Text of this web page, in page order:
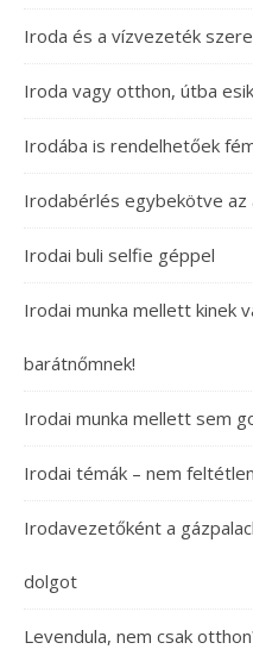
Iroda és a vízvezeték
Iroda vagy otthon, útba
Irodába is rendelhetőek
Irodabérlés egybekötve az
Irodai buli selfie géppel
Irodai munka mellett kinek
barátnőmnek!
Irodai munka mellett sem
Irodai témák – nem
Irodavezetőként a
dolgot
Levendula, nem csak